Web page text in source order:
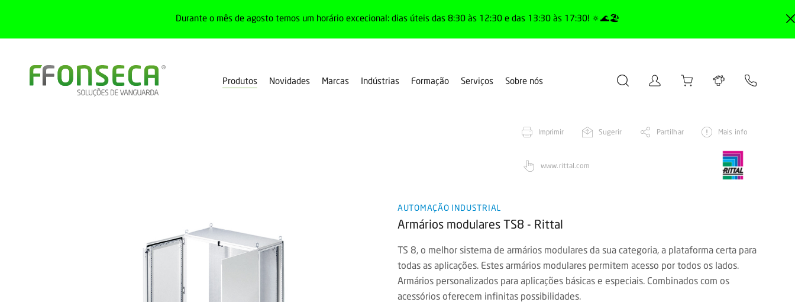
Durante o mês de agosto temos um horário excecional: dias úteis das 8:30 às 12:30 e das 13:30 às 17:30! 🔅🌊🏖️
Produtos Novidades Marcas Indústrias Formação Serviços Sobre nós
Imprimir
Sugerir Partilhar Mais info
www.rittal.com
AUTOMAÇÃO INDUSTRIAL
Armários modulares TS8 - Rittal
TS 8, o melhor sistema de armários modulares da sua categoria, a plataforma certa para
todas as aplicações. Estes armários modulares permitem acesso por todos os lados.
Armários personalizados para aplicações básicas e especiais. Combinados com os
acessórios oferecem infinitas possibilidades.